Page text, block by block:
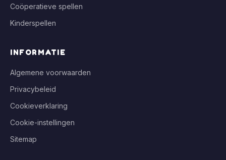
Coöperatieve spellen
Kinderspellen
INFORMATIE
Algemene voorwaarden
Privacybeleid
Cookieverklaring
Cookie-instellingen
Sitemap